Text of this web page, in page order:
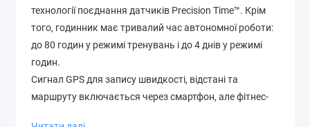
технології поєднання датчиків Precision Time™. Крім
того, годинник має тривалий час автономної роботи:
до 80 годин у режимі тренувань і до 4 днів у режимі
годин.
Сигнал GPS для запису швидкості, відстані та
маршруту включається через смартфон, але фітнес-